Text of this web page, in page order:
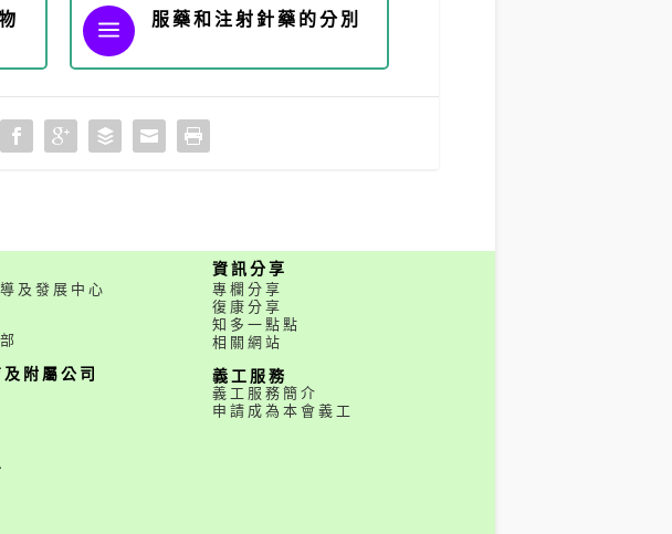
a 服藥和注射針藥的分別
及發展中心
附屬公司
資訊分享
專欄分享
復康分享
知多一點點
相關網站
義工服務
義工服務簡介
申請成為本會義工